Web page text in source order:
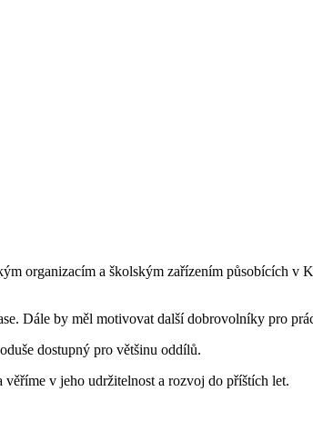
organizacím a školským zařízením působících
Dále by měl motivovat další dobrovolníky pro
dostupný pro většinu oddílů.
v jeho udržitelnost a rozvoj do příštích let.